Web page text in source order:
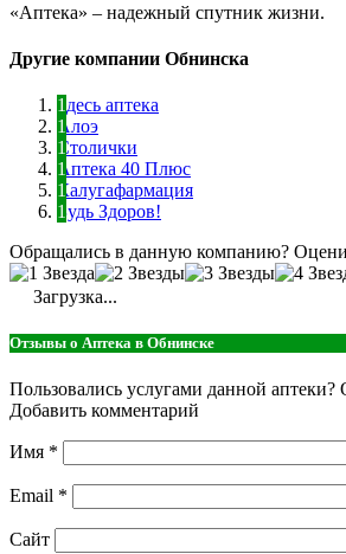
«Аптека» – надежный спутник жизни.
Другие компании Обнинска
Здесь аптека
Алоэ
Столички
Аптека 40 Плюс
Калугафармация
Будь Здоров!
Обращались в данную компанию?
Загрузка...
Отзывы о Аптека в Обнинске
Пользовались услугами данной аптеки?
Добавить комментарий
Имя *
Email *
Сайт